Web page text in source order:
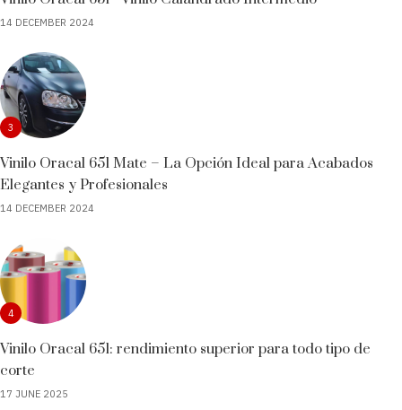
14 DECEMBER 2024
3
Vinilo Oracal 651 Mate – La Opción Ideal para Acabados
Elegantes y Profesionales
14 DECEMBER 2024
4
Vinilo Oracal 651: rendimiento superior para todo tipo de
corte
17 JUNE 2025